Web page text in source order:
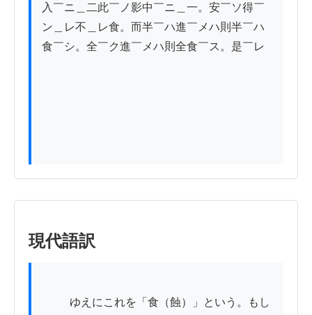
入￣ニ＿二此￣ノ影中￣ニ＿一。安￣ソ得￣
ン＿レ不＿レ食。而半￣ハ進￣メハ則半￣ハ
食￣シ。全￣ク進￣メハ則全食￣ス。是￣レ
現代語訳